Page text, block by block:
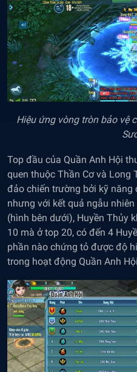
Hiệu ứng vòng tròn bảo vệ
Top đầu của Quần Anh Hội
quen thuộc Thần Cơ và
đảo chiến trường bởi kỹ năng
nhưng với kết quả ngẫu
(hình bên dưới), Huyền Thủy
10 mà ở top 20, có đến 4
phần nào chứng tỏ được độ
trong hoạt động Quần Anh